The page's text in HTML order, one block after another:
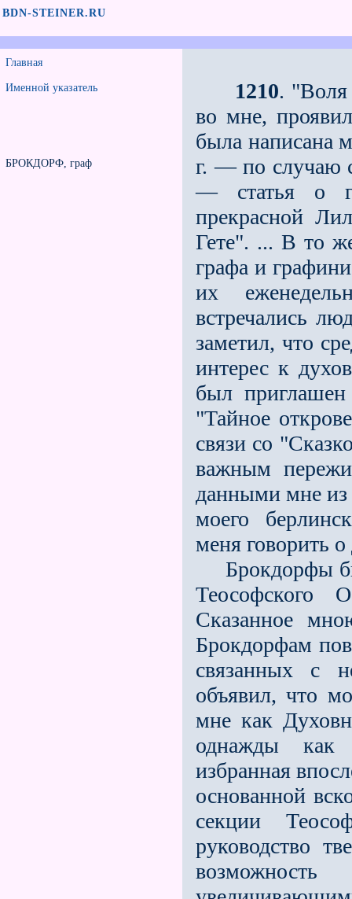
BDN-STEINER.RU
Главная
Именной указатель
БРОКДОРФ, граф
1210. "Воля
во мне,
была написана
г. — по случаю
— статья о
прекрасной
Гете". ... В то
графа и
их
встречались
заметил, что
интерес к
был
"Тайное
связи со
важным
данными мне из
моего
меня говорить
Брокдорфы
Теософского
Сказанное
Брокдорфам
связанных с
объявил, что
мне как
однажды как
избранная
основанной
секции
руководство